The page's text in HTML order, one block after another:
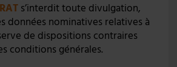
s’interdit toute divulgation,
données nominatives relatives à
de dispositions contraires
conditions générales.